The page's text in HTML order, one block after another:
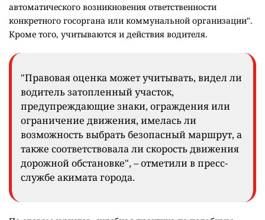
автоматического возникновения ответственности
конкретного госоргана или коммунальной организации".
Кроме того, учитываются и действия водителя.
"Правовая оценка может учитывать, видел ли
водитель затопленный участок,
предупреждающие знаки, ограждения или
ограничение движения, имелась ли
возможность выбрать безопасный маршрут, а
также соответствовала ли скорость движения
дорожной обстановке", – отметили в пресс-
службе акимата города.